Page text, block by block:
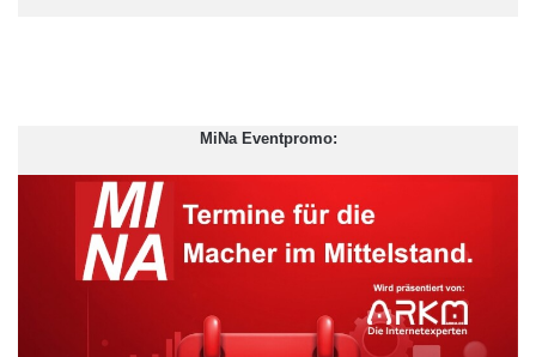
Dabei wächst die Bedeutung gerade der ländlichen Kliniken
derzeit signifikant, denn Defizite in der ambulanten ärztlichen
MiNa Eventpromo: